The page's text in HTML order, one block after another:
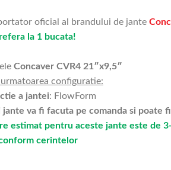
oficial al brandului de jante
la 1 bucata!
Concaver CVR4 21″x9,5″
configuratie:
a jantei: FlowForm
jante va fi facuta pe comanda si poate
estimat pentru aceste jante este de
cerintelor